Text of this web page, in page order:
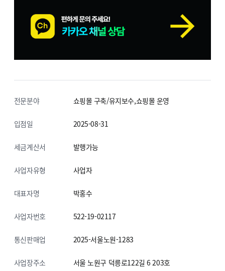
전문분야 쇼핑몰 구축/유지보수,쇼핑몰 운영
입점일 2025-08-31
세금계산서 발행가능
사업자유형 사업자
대표자명 박홍수
사업자번호 522-19-02117
통신판매업 2025-서울노원-1283
사업장주소 서울 노원구 덕릉로122길 6 203호